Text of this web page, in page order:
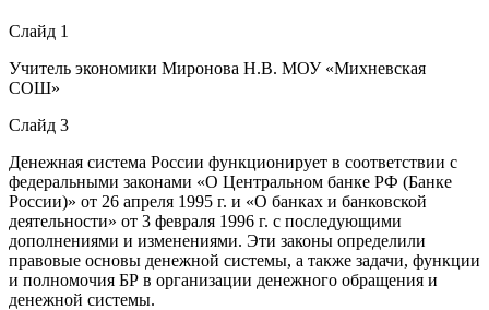
Слайд 1
Учитель экономики Миронова Н.В. МОУ «Михневская
СОШ»
Слайд 3
Денежная система России функционирует в соответствии с
федеральными законами «О Центральном банке РФ (Банке
России)» от 26 апреля 1995 г. и «О банках и банковской
деятельности» от 3 февраля 1996 г. с последующими
дополнениями и изменениями. Эти законы определили
правовые основы денежной системы, а также задачи, функции
и полномочия БР в организации денежного обращения и
денежной системы.